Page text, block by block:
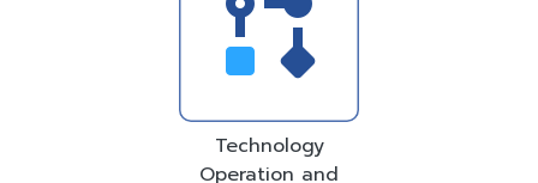
Technology
Operation and